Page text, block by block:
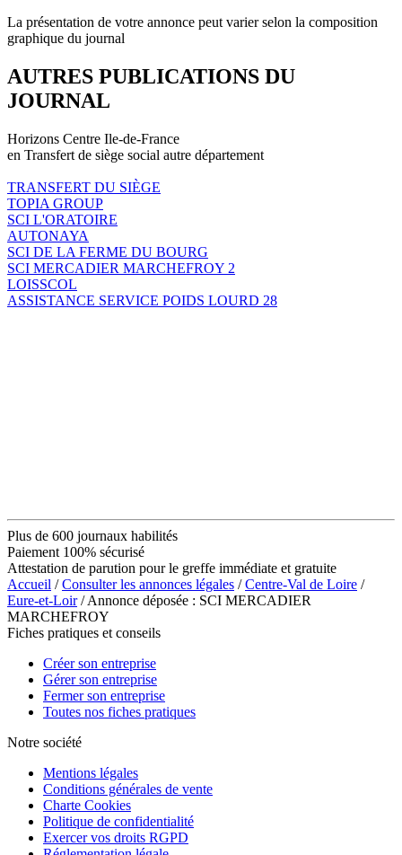
La présentation de votre annonce peut varier selon la composition
graphique du journal
AUTRES PUBLICATIONS DU
JOURNAL
Horizons Centre Ile-de-France
en Transfert de siège social autre département
TRANSFERT DU SIÈGE
TOPIA GROUP
SCI L'ORATOIRE
AUTONAYA
SCI DE LA FERME DU BOURG
SCI MERCADIER MARCHEFROY 2
LOISSCOL
ASSISTANCE SERVICE POIDS LOURD 28
Plus de 600 journaux habilités
Paiement 100% sécurisé
Attestation de parution pour le greffe immédiate et gratuite
Accueil /Consulter les annonces légales /Centre-Val de Loire /
Eure-et-Loir/ Annonce déposée : SCI MERCADIER
MARCHEFROY
Fiches pratiques et conseils
Créer son entreprise
Gérer son entreprise
Fermer son entreprise
Toutes nos fiches pratiques
Notre société
Mentions légales
Conditions générales de vente
Charte Cookies
Politique de confidentialité
Exercer vos droits RGPD